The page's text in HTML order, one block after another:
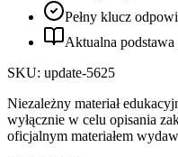
Pełny klucz
Aktualna
SKU: update-5625
Niezależny materiał
wyłącznie w celu opisania
oficjalnym materiałem